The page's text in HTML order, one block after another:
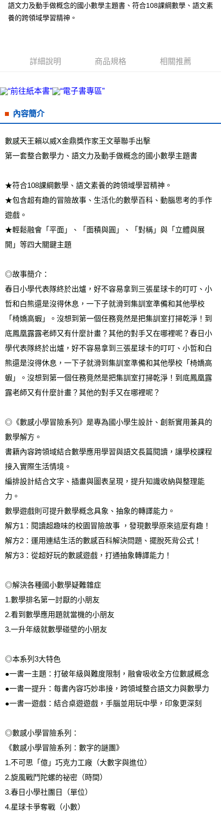
宅配
每筆NT$70，滿NT$799(含以上)免運費
免運費
每筆NT$200，滿NT$99,999(含以上)免運費
海外叢書運費
雜誌海外運費 查看運費
語文力及動手做概念的國小數學主題書、符合108課綱數學、語文素
養的跨領域學習精神。
詳細說明 商品規格 相關推薦
內容簡介
數感天王賴以威X金鼎獎作家王文華聯手出擊
第一套整合數學力、語文力及動手做概念的國小數學主題書
★符合108課綱數學、語文素養的跨領域學習精神。
★包含超有趣的冒險故事、生活化的數學百科、動腦思考的手作
遊戲。
★輕鬆融會「平面」、「面積與圓」、「對稱」與「立體與展
開」等四大關鍵主題
◎故事簡介：
春日小學代表隊終於出爐，好不容易拿到三張星球卡的叮叮、小
哲和白熊還是沒得休息，一下子就滑到集訓室準備和其他學校
「椅嬌高蝦」。沒想到第一個任務竟然是把集訓室打掃乾淨！到
底鳳凰露露老師又有什麼計畫？其他的對手又在哪裡呢？春日小
學代表隊終於出爐，好不容易拿到三張星球卡的叮叮、小哲和白
熊還是沒得休息，一下子就滑到集訓室準備和其他學校「椅嬌高
蝦」。沒想到第一個任務竟然是把集訓室打掃乾淨！到底鳳凰露
露老師又有什麼計畫？其他的對手又在哪裡呢？
◎《數感小學冒險系列》是專為國小學生設計、創新實用兼具的
數學解方。
書籍內容跨領域結合數學應用學習與語文長篇閱讀，讓學校課程
接入實際生活情境。
編排設計結合文字、插畫與圖表呈現，提升知識收納與整理能
力。
數學遊戲則可提升數學概念具象、抽象的轉譯能力。
解方1：閱讀超趣味的校園冒險故事 ，發現數學原來這麼有趣！
解方2：運用連結生活的數感百科解決問題、擺脫死背公式！
解方3：從超好玩的數感遊戲，打通抽象轉譯能力！
◎解決各種國小數學疑難雜症
1.數學排名第一討厭的小朋友
2.看到數學應用題就當機的小朋友
3.一升年級就數學碰壁的小朋友
◎本系列3大特色
●一書一主題：打破年級與難度限制，融會吸收全方位數感概念
●一書一提升：每書內容巧妙串接，跨領域整合語文力與數學力
●一書一遊戲：結合桌遊遊戲，手腦並用玩中學，印象更深刻
◎數感小學冒險系列：
《數感小學冒險系列：數字的謎團》
1.不可思「億」巧克力工廠（大數字與進位）
2.旋風戰鬥陀螺的祕密（時間）
3.春日小學社團日（單位）
4.星球卡爭奪戰（小數）